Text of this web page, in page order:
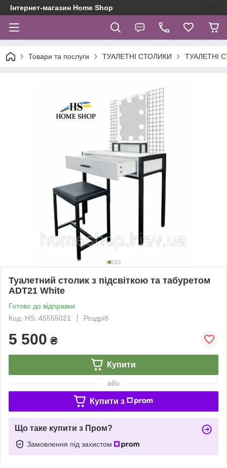
Інтернет-магазин Home Shop
Товари та послуги ТУАЛЕТНІ СТОЛИКИ ТУАЛЕТНІ
Туалетний столик з підсвіткою та табуретом
ADT21 White
Готово до відправки
Код: HS: 45555021
Роздріб
5 500 ₴
Купити
або
Купити з
Що таке купити з Пром?
Замовлення під захистом